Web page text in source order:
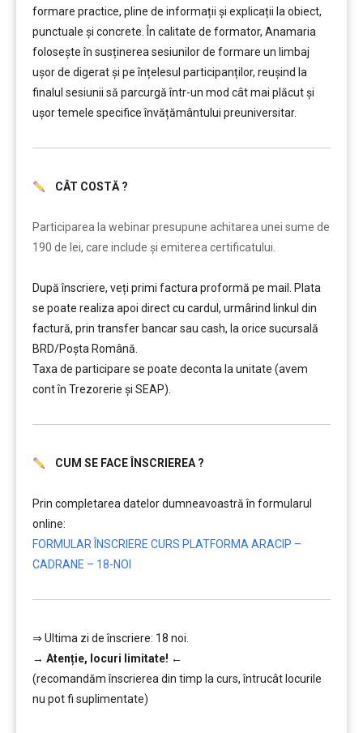
formare practice, pline de informații și explicații la obiect,
punctuale și concrete. În calitate de formator, Anamaria
folosește în susținerea sesiunilor de formare un limbaj
ușor de digerat și pe înțelesul participanților, reușind la
finalul sesiunii să parcurgă într-un mod cât mai plăcut și
ușor temele specifice învățământului preuniversitar.
CÂT COSTĂ ?
Participarea la webinar presupune achitarea unei sume de
190 de lei, care include şi emiterea certificatului.
După înscriere, veți primi factura proformă pe mail. Plata
se poate realiza apoi direct cu cardul, urmârind linkul din
factură, prin transfer bancar sau cash, la orice sucursală
BRD/Poșta Română.
Taxa de participare se poate deconta la unitate (avem
cont în Trezorerie și SEAP).
CUM SE FACE ÎNSCRIEREA ?
Prin completarea datelor dumneavoastră în formularul
online:
FORMULAR ÎNSCRIERE CURS PLATFORMA ARACIP –
CADRANE – 18-NOI
⇒ Ultima zi de înscriere: 18 noi.
→ Atenție, locuri limitate! ←
(recomandăm înscrierea din timp la curs, întrucât locurile
nu pot fi suplimentate)